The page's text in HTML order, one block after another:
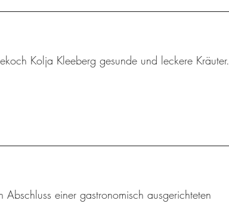
Kolja Kleeberg gesunde und leckere Kräuter.
einer gastronomisch ausgerichteten